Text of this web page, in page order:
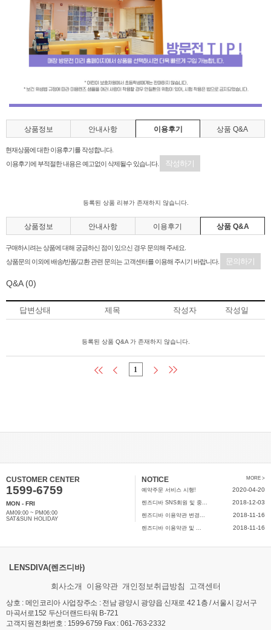
상품정보 안내사항 이용후기 상품 Q&A
현재상품에 대한 이용후기를 작성합니다.
이용후기에 부적절한 내용은 예고없이 삭제될수 있습니다.
작성하기
등록된 상품 리뷰가 존재하지 않습니다.
상품정보 안내사항 이용후기 상품 Q&A
구매하시려는 상품에 대해 궁금하신 점이 있으신 경우 문의해 주세요.
상품문의 이외에 배송/반품/교환 관련 문의는 고객센터를 이용해 주시기 바랍니다.
문의하기
Q&A (0)
답변상태 제목 작성자 작성일
등록된 상품 Q&A 가 존재하지 않습니다.
1
CUSTOMER CENTER
1599-6759
MON - FRI
AM09:00 ~ PM06:00
SAT&SUN HOLIDAY
NOTICE MORE >
예약주문 서비스 시행! 2020-04-20
렌즈디바 SNS회원 및 중... 2018-12-03
렌즈디바 이용약관 변경... 2018-11-16
렌즈디바 이용약관 및 ... 2018-11-16
LENSDIVA(렌즈디바)
회사소개 이용약관 개인정보취급방침 고객센터
상호 : 메인코리아 사업장주소 : 전남 광양시 광양읍 신재로 42 1층 / 서울시 강서구
마곡서로152 두산더랜드타워 B-721
고객지원전화번호 : 1599-6759 Fax : 061-763-2332